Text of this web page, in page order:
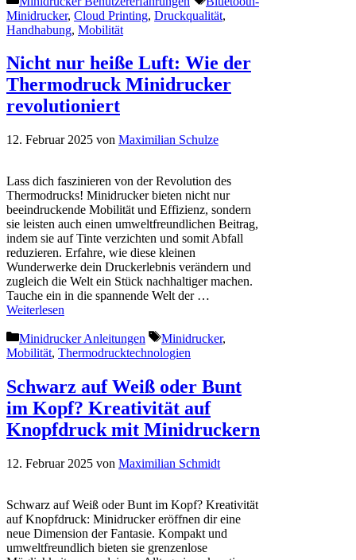
Minidrucker, Cloud Printing, Druckqualität,
Handhabung, Mobilität
Nicht nur heiße Luft: Wie der
Thermodruck Minidrucker
revolutioniert
12. Februar 2025 von Maximilian Schulze
Lass dich faszinieren von der Revolution des
Thermodrucks! Minidrucker bieten nicht nur
beeindruckende Mobilität und Effizienz, sondern
sie leisten auch einen umweltfreundlichen Beitrag,
indem sie auf Tinte verzichten und somit Abfall
reduzieren. Erfahre, wie diese kleinen
Wunderwerke dein Druckerlebnis verändern und
zugleich die Welt ein Stück nachhaltiger machen.
Tauche ein in die spannende Welt der …
Weiterlesen
Kategorien
Minidrucker Anleitungen Schlagwörter
Minidrucker,
Mobilität, Thermodrucktechnologien
Schwarz auf Weiß oder Bunt
im Kopf? Kreativität auf
Knopfdruck mit Minidruckern
12. Februar 2025 von Maximilian Schmidt
Schwarz auf Weiß oder Bunt im Kopf? Kreativität
auf Knopfdruck: Minidrucker eröffnen dir eine
neue Dimension der Fantasie. Kompakt und
umweltfreundlich bieten sie grenzenlose